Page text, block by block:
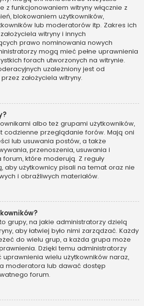
z funkcjonowaniem witryny włącznie z
blokowaniem użytkowników,
lub moderatorów itp. Zakres ich
witryny i innych
prawo nominowania nowych
mogą mieć pełne uprawnienia
forach utworzonych na witrynie.
uzależniony jest od
założyciela witryny.
albo też grupami użytkowników,
codzienne przeglądanie forów. Mają oni
lub usuwania postów, a także
przenoszenia, usuwania i
które moderują. Z reguły
aby użytkownicy pisali na temat oraz nie
i obraźliwych materiałów.
grupy, na jakie administratorzy dzielą
aby łatwiej było nimi zarządzać. Każdy
do wielu grup, a każda grupa może
Dzięki temu administratorzy
uprawnienia wielu użytkowników naraz,
moderatora lub dawać dostęp
forum.